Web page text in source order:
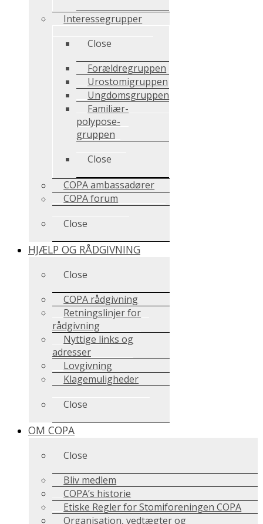
Interessegrupper
Close
Forældregruppen
Urostomigruppen
Ungdomsgruppen
Familiær-
polypose-
gruppen
Close
COPA ambassadører
COPA forum
Close
HJÆLP OG RÅDGIVNING
Close
COPA rådgivning
Retningslinjer for
rådgivning
Nyttige links og
adresser
Lovgivning
Klagemuligheder
Close
OM COPA
Close
Bliv medlem
COPA’s historie
Etiske Regler for Stomiforeningen COPA
Organisation, vedtægter og